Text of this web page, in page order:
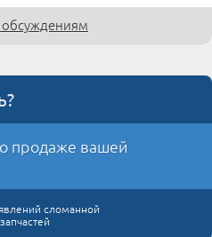
обсуждениям
продаже вашей
сломанной